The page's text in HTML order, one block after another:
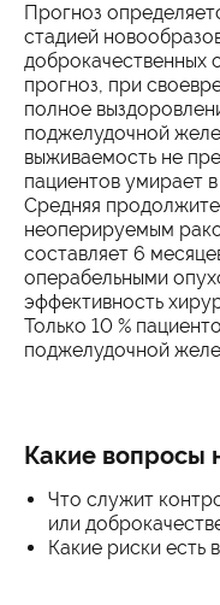
Прогноз
стадией
доброкачественных
прогноз, при
полное
поджелудочной
выживаемость не
пациентов умирает
Средняя
неоперируемым
составляет 6
операбельными
эффективность
Только 10 %
поджелудочной
Какие вопросы
Что служит
или
Какие риски есть